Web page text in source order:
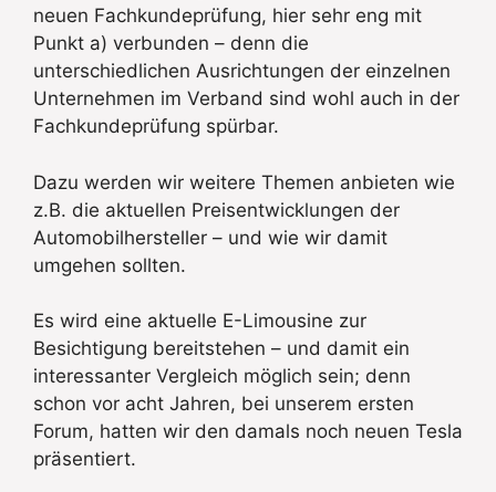
neuen Fachkundeprüfung, hier sehr eng mit
Punkt a) verbunden – denn die
unterschiedlichen Ausrichtungen der einzelnen
Unternehmen im Verband sind wohl auch in der
Fachkundeprüfung spürbar.
Dazu werden wir weitere Themen anbieten wie
z.B. die aktuellen Preisentwicklungen der
Automobilhersteller – und wie wir damit
umgehen sollten.
Es wird eine aktuelle E-Limousine zur
Besichtigung bereitstehen – und damit ein
interessanter Vergleich möglich sein; denn
schon vor acht Jahren, bei unserem ersten
Forum, hatten wir den damals noch neuen Tesla
präsentiert.